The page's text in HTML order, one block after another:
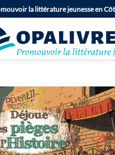
la littérature jeunesse en